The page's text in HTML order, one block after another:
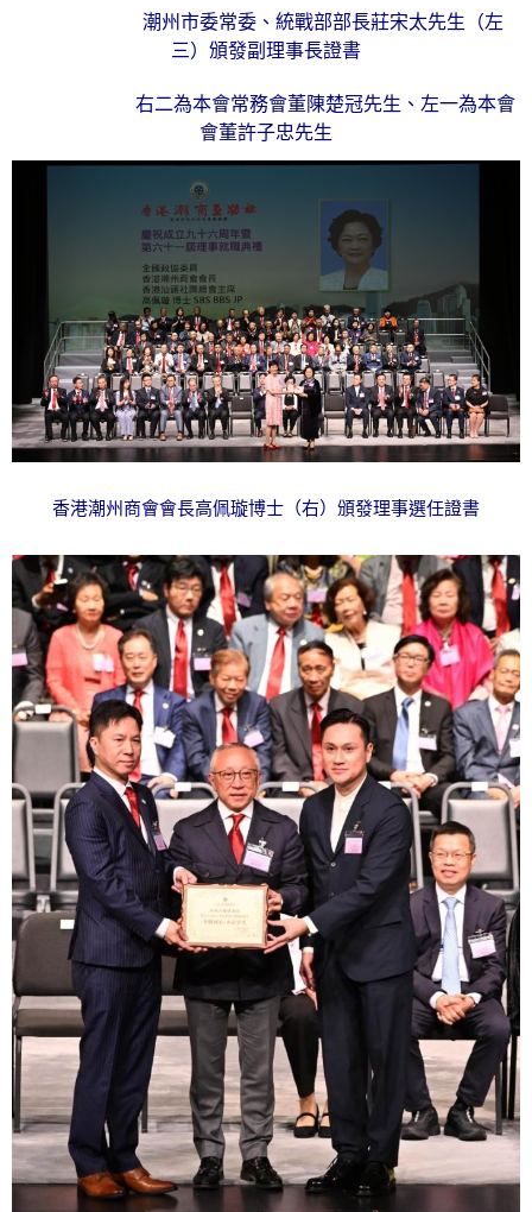
潮州市委常委、統戰部部長莊宋太先生（左
三）頒發副理事長證書
右二為本會常務會董陳楚冠先生、左一為本會
會董許子忠先生
香港潮州商會會長高佩璇博士（右）頒發理事選任證書